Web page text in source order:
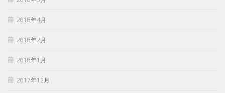
2018年4月
2018年2月
2018年1月
2017年12月